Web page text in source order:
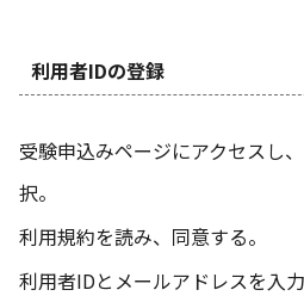
利用者IDの登録
受験申込みページにアクセスし、
択。
利用規約を読み、同意する。
利用者IDとメールアドレスを入